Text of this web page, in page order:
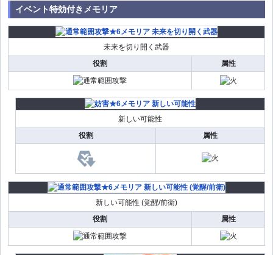
イベント特効付きメモリア
未来を切り開く武器
役割
属性
新しい可能性
役割
属性
新しい可能性 (覚醒/前衛)
役割
属性